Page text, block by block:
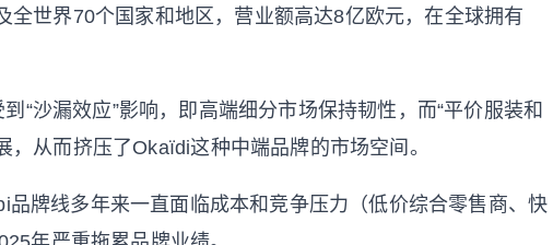
全世界70个国家和地区，营业额高达8亿欧元，在全球拥有
“沙漏效应”影响，即高端细分市场保持韧性，而“平价服装和
，从而挤压了Okaïdi这种中端品牌的市场空间。
品牌线多年来一直面临成本和竞争压力（低价综合零售商、快